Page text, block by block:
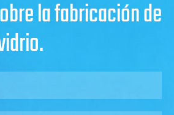
la fabricación de